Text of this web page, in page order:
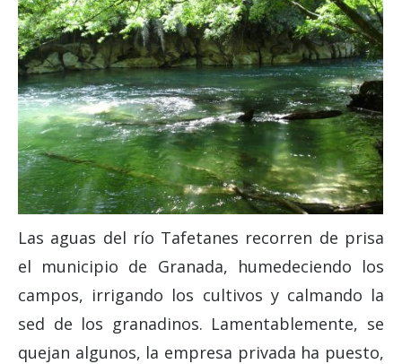
Las aguas del río Tafetanes recorren de prisa
el municipio de Granada, humedeciendo los
campos, irrigando los cultivos y calmando la
sed de los granadinos. Lamentablemente, se
quejan algunos, la empresa privada ha puesto,